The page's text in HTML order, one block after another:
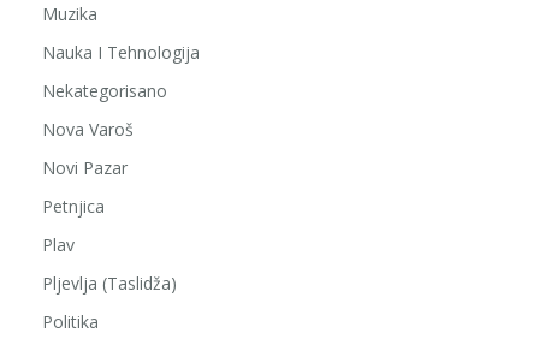
Muzika
Nauka I Tehnologija
Nekategorisano
Nova Varoš
Novi Pazar
Petnjica
Plav
Pljevlja (Taslidža)
Politika